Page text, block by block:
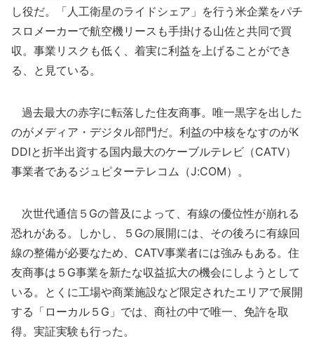
し役だ。「人工衛星のライドシェア」を行う米企業をパチ
スロメーカーで航空機リースも手掛ける山佐と共同で買
収。事業リスクも低く、着実に利益を上げることができ
る、と見ている。
過去最大の赤字に転落した住友商事。唯一黒字を出した
のがメディア・デジタル部門だ。利益の中核をなすのがK
DDIと折半出資する国内最大のケーブルテレビ（CATV）
事業者であるジュピターテレコム（J:COM）。
次世代通信５Gの普及によって、有線の優位性が崩れる
恐れがある。しかし、５Gの展開には、その後ろに有線回
線の整備が必要なため、CATV事業者には強みもある。住
友商事は５G事業を新たな収益拡大の機会にしようとして
いる。とくに工場や商業施設など限定されたエリアで展開
する「ローカル５G」では、商社の中で唯一、免許を取
得。実証実験も行った。